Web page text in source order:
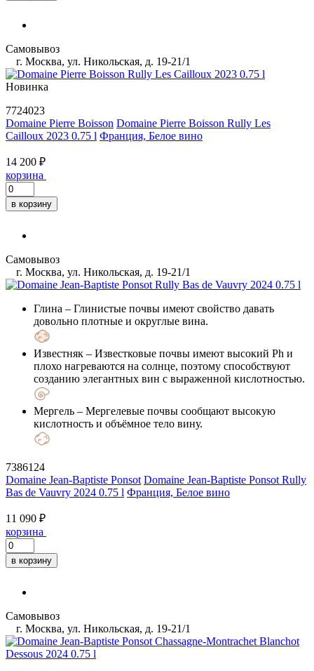
Самовывоз
г. Москва, ул. Никольская, д. 19-21/1
Новинка
7724023
Domaine Pierre Boisson Domaine Pierre Boisson Rully Les
Cailloux 2023 0.75 l Франция, Белое вино
14 200 ₽
корзина
в корзину
Самовывоз
г. Москва, ул. Никольская, д. 19-21/1
Глина – Глинистые почвы имеют свойство давать
довольно плотные и округлые вина.
Известняк – Известковые почвы имеют высокий Ph и
плохо нагреваются на солнце, поэтому способствуют
созданию элегантных вин с выраженной кислотностью.
Мергель – Мергелевые почвы сообщают высокую
кислотность и объёмное тело вину.
7386124
Domaine Jean-Baptiste Ponsot Domaine Jean-Baptiste Ponsot Rully
Bas de Vauvry 2024 0.75 l Франция, Белое вино
11 090 ₽
корзина
в корзину
Самовывоз
г. Москва, ул. Никольская, д. 19-21/1